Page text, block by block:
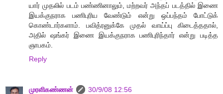
யார் முதலில் படம் பண்ணினாலும், மற்றவர் அந்தப் படத்தில் இணை
இயக்குநராக பணிபுரிய வேண்டும் என்று ஒப்பந்தம் போட்டுக்
கொண்டார்களாம். பவித்ரனுக்கே முதல் வாய்ப்பு கிடைத்ததால்,
அதில் ஷங்கர் இணை இயக்குநராக பணிபுரிந்தார் என்று படித்த
ஞாபகம்.
Reply
முரளிகண்ணன்
30/9/08 12:56